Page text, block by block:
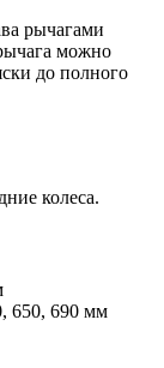
рычагами
можно
до полного
колеса.
650, 690 мм